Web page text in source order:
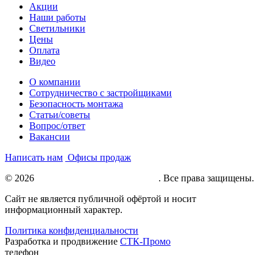
Акции
Наши работы
Светильники
Цены
Оплата
Видео
О компании
Сотрудничество с застройщиками
Безопасность монтажа
Статьи/советы
Вопрос/ответ
Вакансии
Написать нам Офисы продаж
© 2026
. Все права защищены.
Сайт не является публичной офёртой и носит
информационный характер.
Политика конфиденциальности
Разработка и продвижение СТК-Промо
телефон